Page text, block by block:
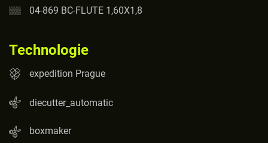
04-869 BC-FLUTE 1,60X1,8
Technologie
expedition Prague
diecutter_automatic
boxmaker